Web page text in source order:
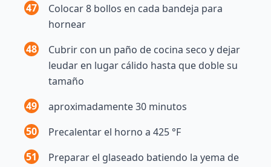
47
Colocar 8 bollos en cada bandeja para
hornear
48
Cubrir con un paño de cocina seco y dejar
leudar en lugar cálido hasta que doble su
tamaño
49
aproximadamente 30 minutos
50
Precalentar el horno a 425 °F
51
Preparar el glaseado batiendo la yema de